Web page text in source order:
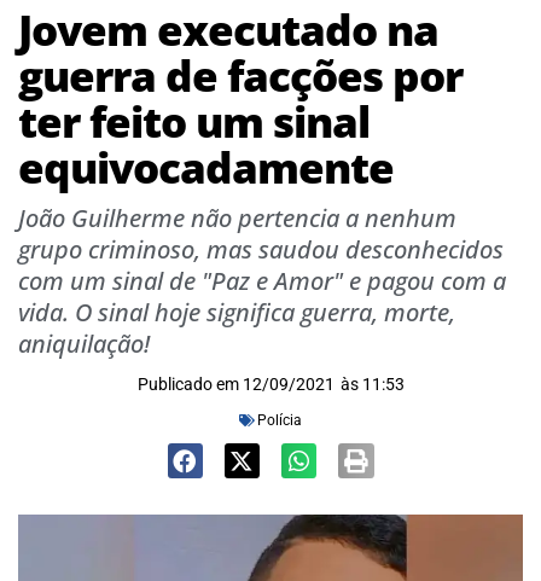
Jovem executado na
guerra de facções por
ter feito um sinal
equivocadamente
João Guilherme não pertencia a nenhum
grupo criminoso, mas saudou desconhecidos
com um sinal de "Paz e Amor" e pagou com a
vida. O sinal hoje significa guerra, morte,
aniquilação!
Publicado em 12/09/2021 às 11:53
Polícia